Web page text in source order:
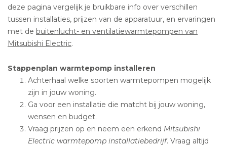
deze pagina vergelijk je bruikbare info over verschillen
tussen installaties, prijzen van de apparatuur, en ervaringen
met de buitenlucht- en ventilatiewarmtepompen van
Mitsubishi Electric.
Stappenplan warmtepomp installeren
Achterhaal welke soorten warmtepompen mogelijk
zijn in jouw woning.
Ga voor een installatie die matcht bij jouw woning,
wensen en budget.
Vraag prijzen op en neem een erkend Mitsubishi
Electric warmtepomp installatiebedrijf. Vraag altijd